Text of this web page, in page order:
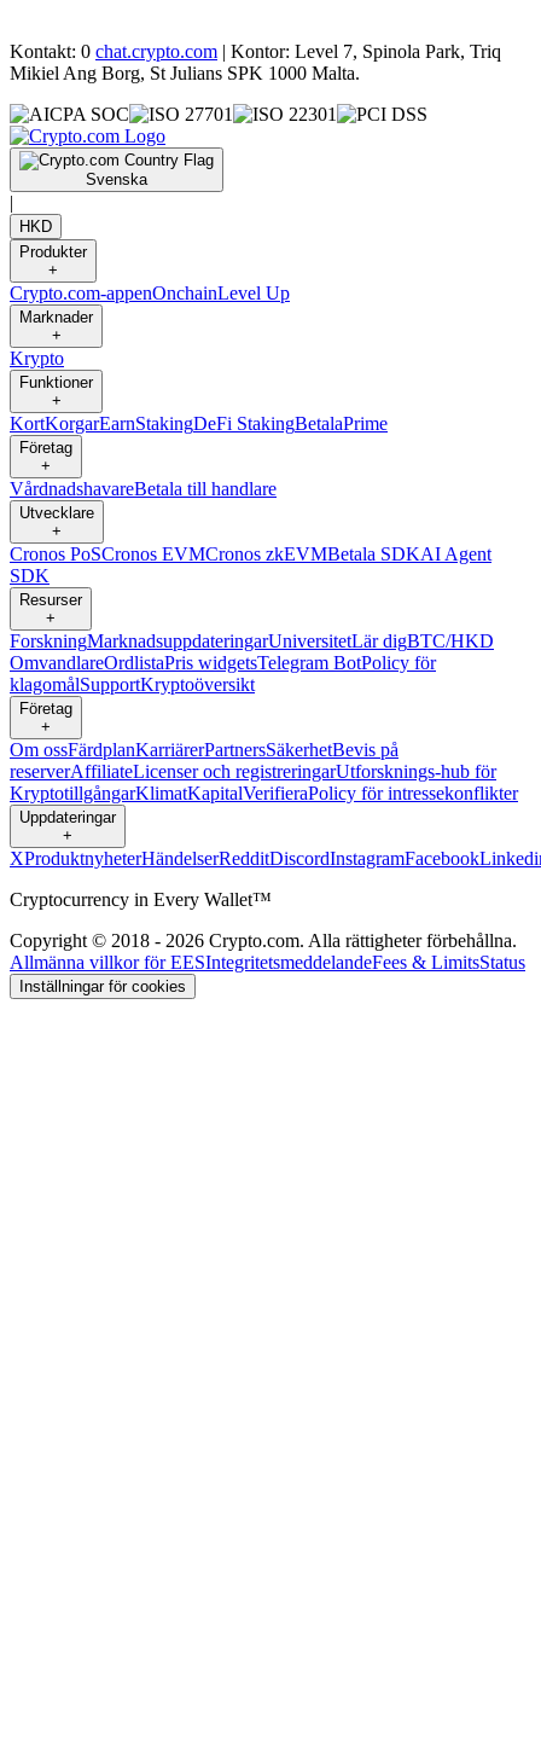
Kontakt: 0 chat.crypto.com | Kontor: Level 7, Spinola Park, Triq
Mikiel Ang Borg, St Julians SPK 1000 Malta.
Svenska
|
HKD
Produkter
+
Crypto.com-appenOnchainLevel Up
Marknader
+
Krypto
Funktioner
+
KortKorgarEarnStakingDeFi StakingBetalaPrime
Företag
+
VårdnadshavareBetala till handlare
Utvecklare
+
Cronos PoSCronos EVMCronos zkEVMBetala SDKAI Agent
SDK
Resurser
+
ForskningMarknadsuppdateringarUniversitetLär digBTC/HKD
OmvandlareOrdlistaPris widgetsTelegram BotPolicy för
klagomålSupportKryptoöversikt
Företag
+
Om ossFärdplanKarriärerPartnersSäkerhetBevis på
reserverAffiliateLicenser och registreringarUtforsknings-hub för
KryptotillgångarKlimatKapitalVerifieraPolicy för intressekonflikter
Uppdateringar
+
XProduktnyheterHändelserRedditDiscordInstagramFacebook
Cryptocurrency in Every Wallet™
Copyright © 2018 - 2026 Crypto.com. Alla rättigheter förbehållna.
Allmänna villkor för EESIntegritetsmeddelandeFees & LimitsStatus
Inställningar för cookies